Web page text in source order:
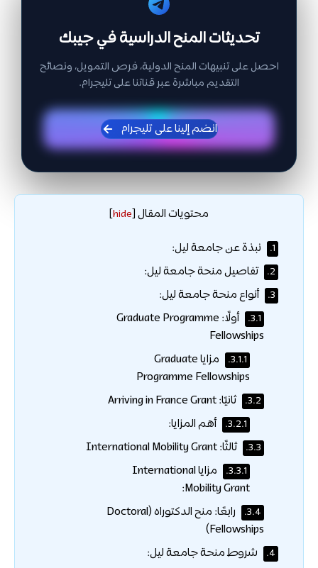
تحديثات المنح الدراسية في جيبك
احصل على تنبيهات المنح الدولية، فرص التمويل، ونصائح
التقديم مباشرة عبر قناتنا على تليجرام.
انضم إلينا على تليجرام
محتويات المقال [
hide
]
1. نبذة عن جامعة ليل:
2. تفاصيل منحة جامعة ليل:
3. أنواع منحة جامعة ليل:
3.1.
أولًا: Graduate Programme
Fellowships
3.1.1.
مزايا Graduate
Programme Fellowships
3.2. ثانيًا: Arriving in France Grant
3.2.1. أهم المزايا:
3.3. ثالثًا: International Mobility Grant
3.3.1.
مزايا International
Mobility Grant:
3.4.
رابعًا: منح الدكتوراه (Doctoral
Fellowships)
4. شروط منحة جامعة ليل: